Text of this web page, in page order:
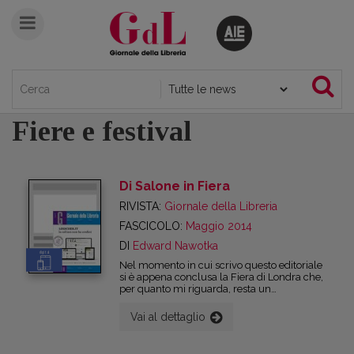
Fiere e festival
digital
Di Salone in Fiera
RIVISTA: Giornale della Libreria
FASCICOLO: Maggio 2014
DI
Edward Nawotka
Nel momento in cui scrivo questo editoriale
si è appena conclusa la Fiera di Londra che,
per quanto mi riguarda, resta un
fieristico internazionale. Perché proprio
Londra? Londra è una capitale multietnica
Vai al dettaglio